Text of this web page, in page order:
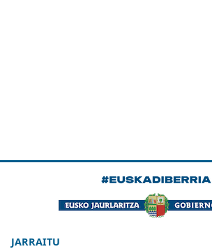
JARRAITU